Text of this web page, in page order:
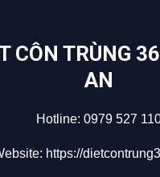
CÔN TRÙNG
AN
Hotline: 0979 527
https://